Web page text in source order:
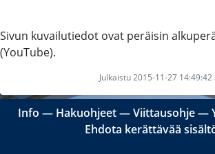
Sivun kuvailutiedot ovat peräisin
(YouTube).
Julkaistu 2015-11-27
Info ― Hakuohjeet―Viittausohje―
Ehdota kerättävää